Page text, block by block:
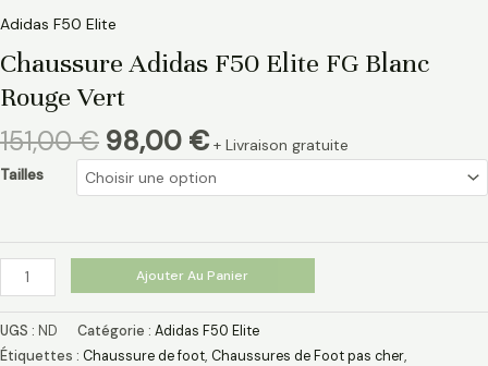
Adidas F50 Elite
Chaussure Adidas F50 Elite FG Blanc
Rouge Vert
151,00€ 98,00 € + Livraison gratuite
Tailles
Ajouter Au Panier
UGS : ND Catégorie : Adidas F50 Elite
Étiquettes : Chaussure de foot, Chaussures de Foot pas cher,